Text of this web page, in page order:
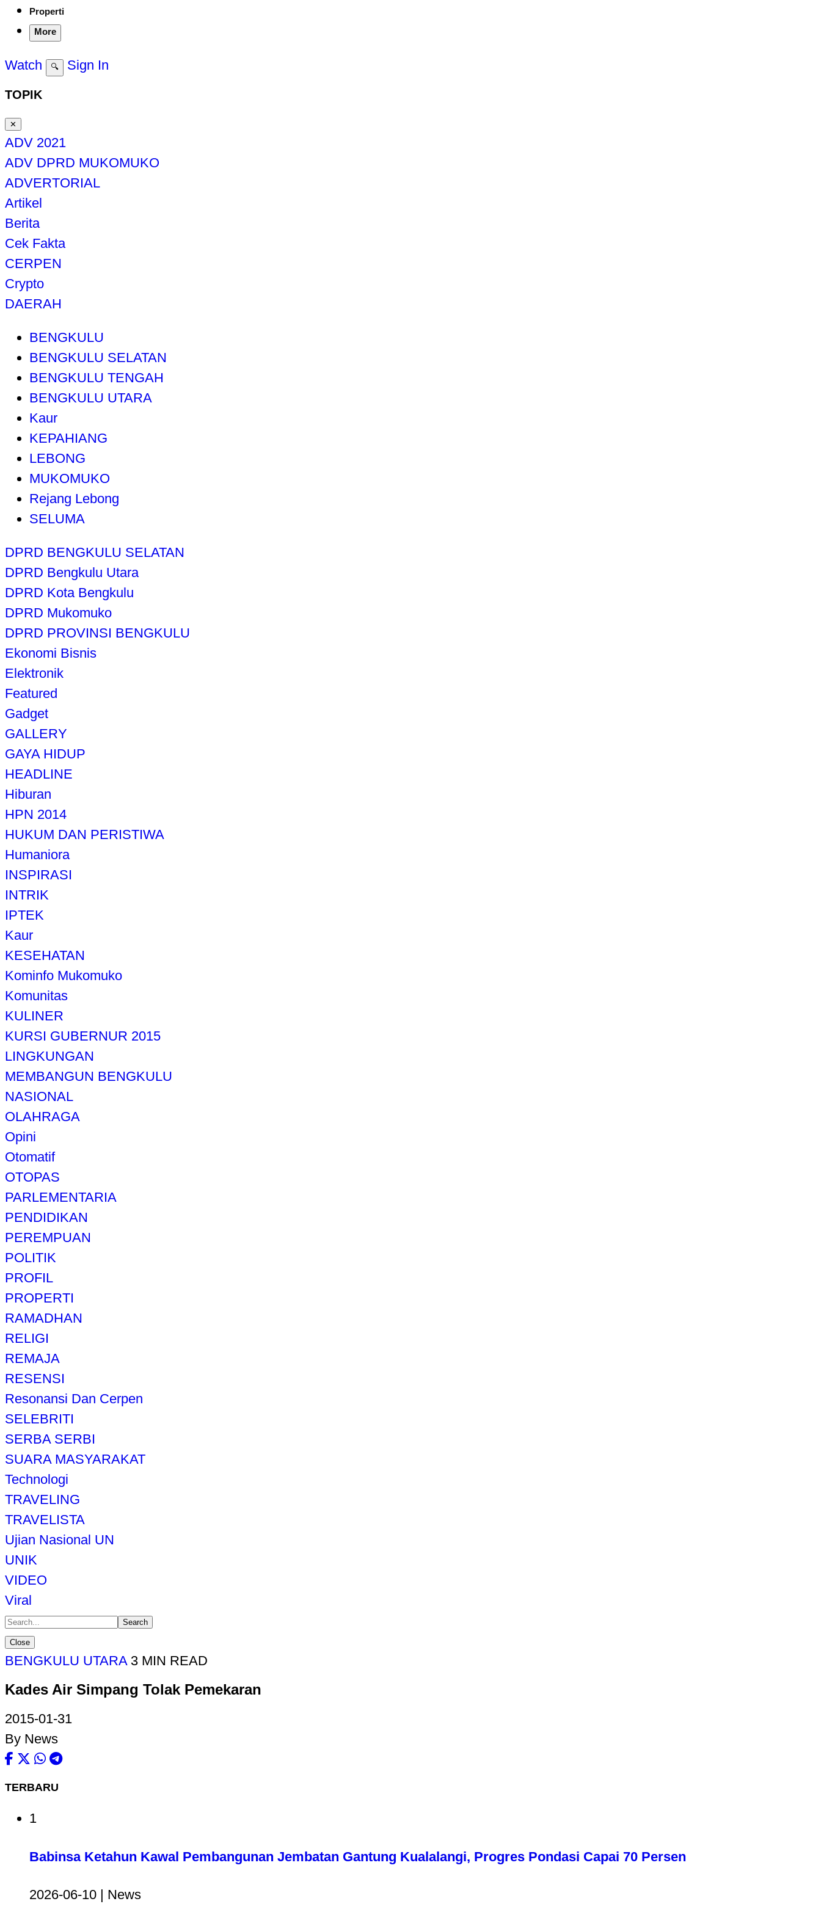
Properti
More
Watch 🔍 Sign In
TOPIK
✕
ADV 2021
ADV DPRD MUKOMUKO
ADVERTORIAL
Artikel
Berita
Cek Fakta
CERPEN
Crypto
DAERAH
BENGKULU
BENGKULU SELATAN
BENGKULU TENGAH
BENGKULU UTARA
Kaur
KEPAHIANG
LEBONG
MUKOMUKO
Rejang Lebong
SELUMA
DPRD BENGKULU SELATAN
DPRD Bengkulu Utara
DPRD Kota Bengkulu
DPRD Mukomuko
DPRD PROVINSI BENGKULU
Ekonomi Bisnis
Elektronik
Featured
Gadget
GALLERY
GAYA HIDUP
HEADLINE
Hiburan
HPN 2014
HUKUM DAN PERISTIWA
Humaniora
INSPIRASI
INTRIK
IPTEK
Kaur
KESEHATAN
Kominfo Mukomuko
Komunitas
KULINER
KURSI GUBERNUR 2015
LINGKUNGAN
MEMBANGUN BENGKULU
NASIONAL
OLAHRAGA
Opini
Otomatif
OTOPAS
PARLEMENTARIA
PENDIDIKAN
PEREMPUAN
POLITIK
PROFIL
PROPERTI
RAMADHAN
RELIGI
REMAJA
RESENSI
Resonansi Dan Cerpen
SELEBRITI
SERBA SERBI
SUARA MASYARAKAT
Technologi
TRAVELING
TRAVELISTA
Ujian Nasional UN
UNIK
VIDEO
Viral
Search
Close
BENGKULU UTARA 3 MIN READ
Kades Air Simpang Tolak Pemekaran
2015-01-31
By News
TERBARU
1
Babinsa Ketahun Kawal Pembangunan Jembatan Gantung Kualalangi, Progres Pondasi Capai 70 Persen
2026-06-10 | News